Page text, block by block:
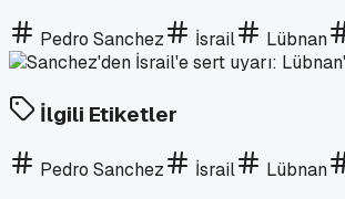
Pedro Sanchez İsrail Lübnan
İlgili Etiketler
Pedro Sanchez İsrail Lübnan